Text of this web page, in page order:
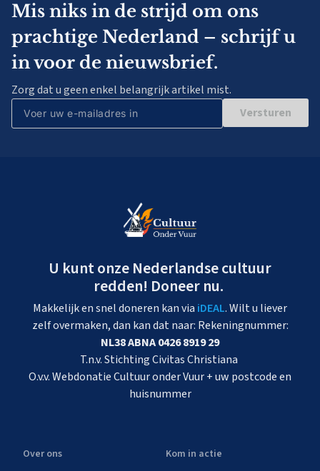
Mis niks in de strijd om ons
prachtige Nederland – schrijf u
in voor de nieuwsbrief.
Zorg dat u geen enkel belangrijk artikel mist.
Versturen
U kunt onze Nederlandse cultuur
redden! Doneer nu.
Makkelijk en snel doneren kan via iDEAL. Wilt u liever
zelf overmaken, dan kan dat naar: Rekeningnummer:
NL38 ABNA 0426 8919 29
T.n.v. Stichting Civitas Christiana
O.v.v. Webdonatie Cultuur onder Vuur + uw postcode en
huisnummer
Over ons Kom in actie